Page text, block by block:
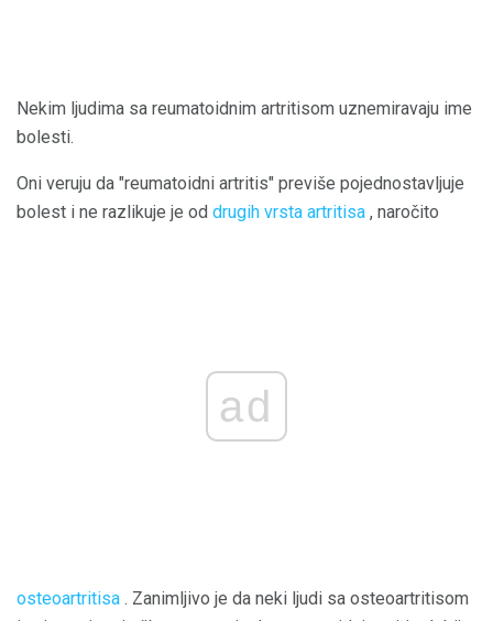
Nekim ljudima sa reumatoidnim artritisom uznemiravaju ime
bolesti.
Oni veruju da "reumatoidni artritis" previše pojednostavljuje
bolest i ne razlikuje je od drugih vrsta artritisa , naročito
ad
osteoartritisa . Zanimljivo je da neki ljudi sa osteoartritisom